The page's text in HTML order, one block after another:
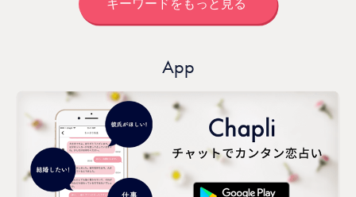
キーワードをもっと見る
App